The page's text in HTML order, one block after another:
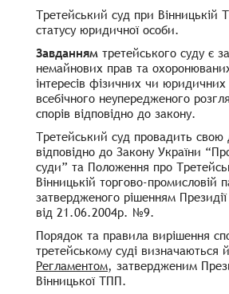
Третейський суд при Вінницькій
статусу юридичної особи.
Завданням третейського суду є
немайнових прав та
інтересів фізичних чи
всебічного неупередженого
спорів відповідно до закону.
Третейський суд провадить свою
відповідно до Закону України
суди” та Положення про
Вінницькій торгово-промисловій
затвердженого рішенням
від 21.06.2004р. №9.
Порядок та правила вирішення
третейському суді визначаються
Регламентом, затвердженим
Вінницької ТПП.